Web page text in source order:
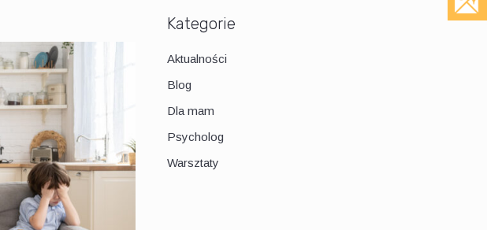
Kategorie
Aktualności
Blog
Dla mam
Psycholog
Warsztaty